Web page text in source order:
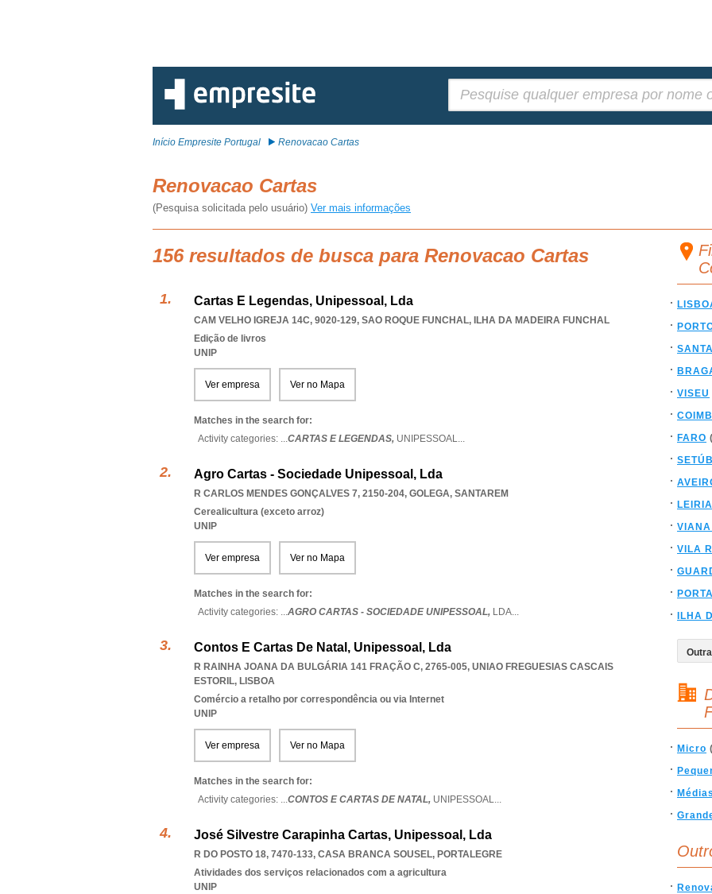
Início Empresite Portugal Renovacao Cartas
Renovacao Cartas
(Pesquisa solicitada pelo usuário) Ver mais informações
156 resultados de busca para Renovacao Cartas
Cartas E Legendas, Unipessoal, Lda
CAM VELHO IGREJA 14C, 9020-129, SAO ROQUE FUNCHAL, ILHA DA MADEIRA FUNCHAL
Edição de livros
UNIP
Ver empresa Ver no Mapa
Matches in the search for:
Activity categories: ...CARTAS E LEGENDAS, UNIPESSOAL...
Agro Cartas - Sociedade Unipessoal, Lda
R CARLOS MENDES GONÇALVES 7, 2150-204, GOLEGA, SANTAREM
Cerealicultura (exceto arroz)
UNIP
Ver empresa Ver no Mapa
Matches in the search for:
Activity categories: ...AGRO CARTAS - SOCIEDADE UNIPESSOAL, LDA...
Contos E Cartas De Natal, Unipessoal, Lda
R RAINHA JOANA DA BULGÁRIA 141 FRAÇÃO C, 2765-005, UNIAO FREGUESIAS CASCAIS
ESTORIL, LISBOA
Comércio a retalho por correspondência ou via Internet
UNIP
Ver empresa Ver no Mapa
Matches in the search for:
Activity categories: ...CONTOS E CARTAS DE NATAL, UNIPESSOAL...
José Silvestre Carapinha Cartas, Unipessoal, Lda
R DO POSTO 18, 7470-133, CASA BRANCA SOUSEL, PORTALEGRE
Atividades dos serviços relacionados com a agricultura
UNIP
VISEU
FARO
LEIRIA
VILA
ILHA
Micro